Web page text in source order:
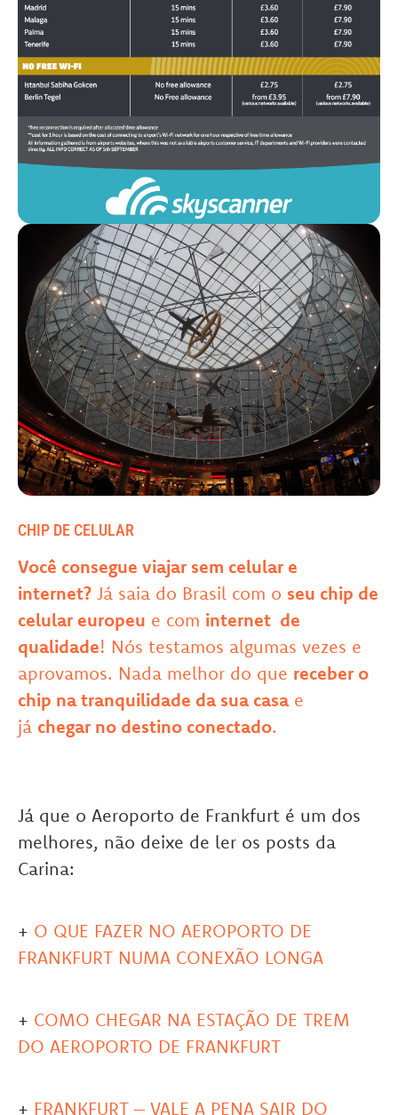
CHIP DE CELULAR
Você consegue viajar sem celular e
internet? Já saia do Brasil com o seu chip de
celular europeu e com internet de
qualidade! Nós testamos algumas vezes e
aprovamos. Nada melhor do que receber o
chip na tranquilidade da sua casa e
já chegar no destino conectado.
Já que o Aeroporto de Frankfurt é um dos
melhores, não deixe de ler os posts da
Carina:
+ O QUE FAZER NO AEROPORTO DE
FRANKFURT NUMA CONEXÃO LONGA
+ COMO CHEGAR NA ESTAÇÃO DE TREM
DO AEROPORTO DE FRANKFURT
+ FRANKFURT – VALE A PENA SAIR DO